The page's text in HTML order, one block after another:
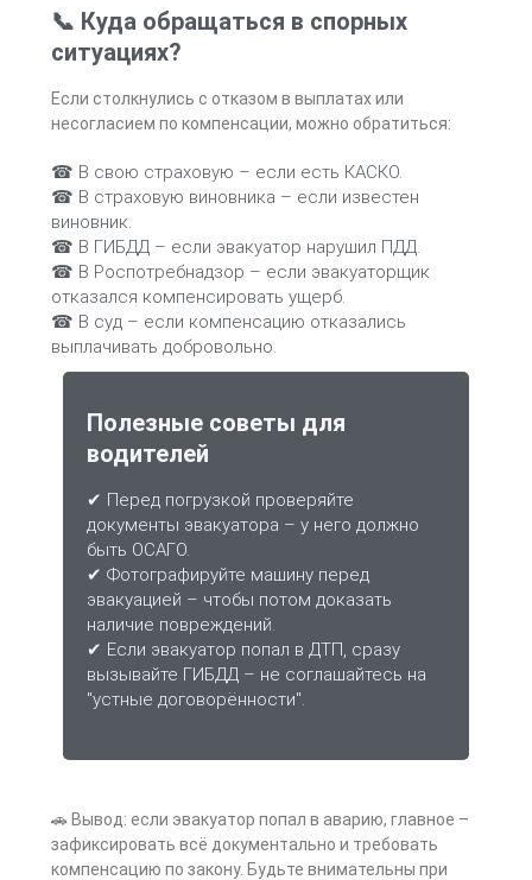
📞 Куда обращаться в спорных
ситуациях?
Если столкнулись с отказом в выплатах или
несогласием по компенсации, можно обратиться:
☎ В свою страховую – если есть КАСКО.
☎ В страховую виновника – если известен
виновник.
☎ В ГИБДД – если эвакуатор нарушил ПДД.
☎ В Роспотребнадзор – если эвакуаторщик
отказался компенсировать ущерб.
☎ В суд – если компенсацию отказались
выплачивать добровольно.
Полезные советы для
водителей
✔ Перед погрузкой проверяйте
документы эвакуатора – у него должно
быть ОСАГО.
✔ Фотографируйте машину перед
эвакуацией – чтобы потом доказать
наличие повреждений.
✔ Если эвакуатор попал в ДТП, сразу
вызывайте ГИБДД – не соглашайтесь на
"устные договорённости".
🚗 Вывод: если эвакуатор попал в аварию, главное –
зафиксировать всё документально и требовать
компенсацию по закону. Будьте внимательны при